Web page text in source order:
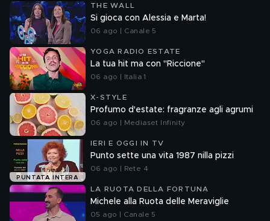
THE WALL
Si gioca con Alessia e Marta!
06 ago | Canale 5
YOGA RADIO ESTATE
La tua hit ma con "Riccione"
06 ago | Italia 1
X-STYLE
Profumo d'estate: fragranze agli agrumi
06 ago | Mediaset Infinity
PUNTATA INTERA
IERI E OGGI IN TV
Punto sette una vita 1987 nilla pizzi
06 ago | Rete 4
LA RUOTA DELLA FORTUNA
Michele alla Ruota delle Meraviglie
05 ago | Canale 5